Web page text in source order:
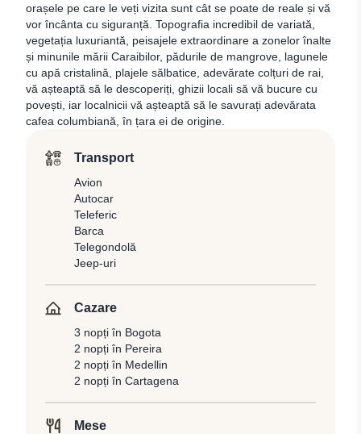
orașele pe care le veți vizita sunt cât se poate de reale și vă
vor încânta cu siguranță. Topografia incredibil de variată,
vegetația luxuriantă, peisajele extraordinare a zonelor înalte
și minunile mării Caraibilor, pădurile de mangrove, lagunele
cu apă cristalină, plajele sălbatice, adevărate colțuri de rai,
vă așteaptă să le descoperiți, ghizii locali să vă bucure cu
povești, iar localnicii vă așteaptă să le savurați adevărata
cafea columbiană, în țara ei de origine.
Transport
Avion
Autocar
Teleferic
Barca
Telegondolă
Jeep-uri
Cazare
3 nopți în Bogota
2 nopți în Pereira
2 nopți în Medellin
2 nopți în Cartagena
Mese